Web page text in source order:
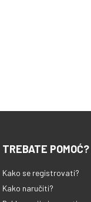
TREBATE POMOĆ?
Kako se registrovati?
Kako naručiti?